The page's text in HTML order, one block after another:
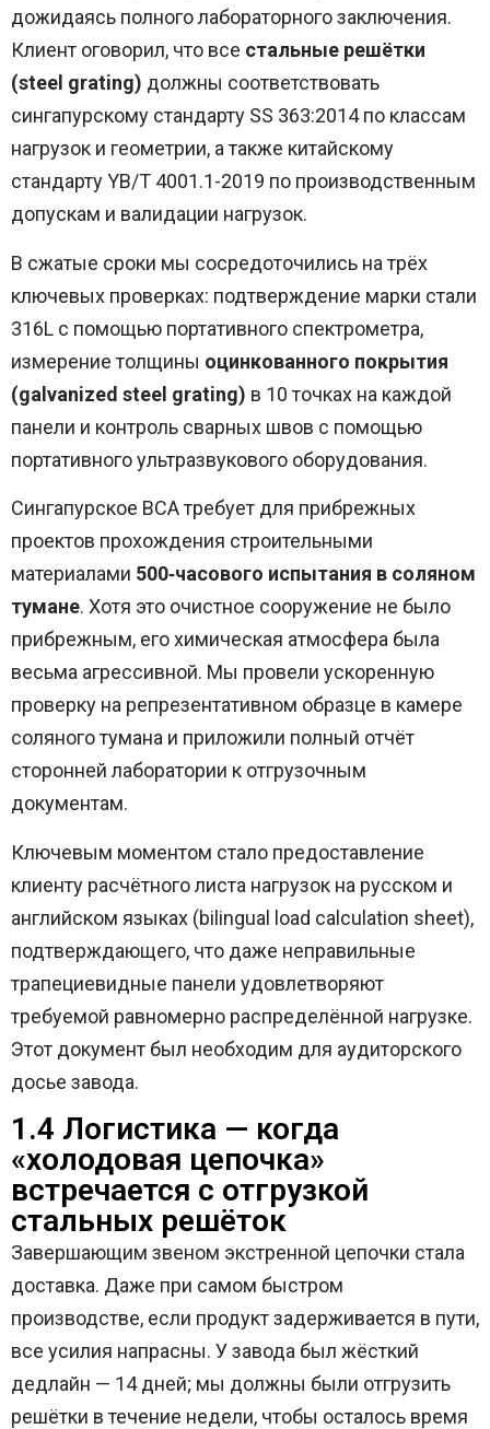
дожидаясь полного лабораторного заключения.
Клиент оговорил, что все стальные решётки
(steel grating) должны соответствовать
сингапурскому стандарту SS 363:2014 по классам
нагрузок и геометрии, а также китайскому
стандарту YB/T 4001.1-2019 по производственным
допускам и валидации нагрузок.
В сжатые сроки мы сосредоточились на трёх
ключевых проверках: подтверждение марки стали
316L с помощью портативного спектрометра,
измерение толщины оцинкованного покрытия
(galvanized steel grating) в 10 точках на каждой
панели и контроль сварных швов с помощью
портативного ультразвукового оборудования.
Сингапурское BCA требует для прибрежных
проектов прохождения строительными
материалами 500‑часового испытания в соляном
тумане. Хотя это очистное сооружение не было
прибрежным, его химическая атмосфера была
весьма агрессивной. Мы провели ускоренную
проверку на репрезентативном образце в камере
соляного тумана и приложили полный отчёт
сторонней лаборатории к отгрузочным
документам.
Ключевым моментом стало предоставление
клиенту расчётного листа нагрузок на русском и
английском языках (bilingual load calculation sheet),
подтверждающего, что даже неправильные
трапециевидные панели удовлетворяют
требуемой равномерно распределённой нагрузке.
Этот документ был необходим для аудиторского
досье завода.
1.4 Логистика — когда
«холодовая цепочка»
встречается с отгрузкой
стальных решёток
Завершающим звеном экстренной цепочки стала
доставка. Даже при самом быстром
производстве, если продукт задерживается в пути,
все усилия напрасны. У завода был жёсткий
дедлайн — 14 дней; мы должны были отгрузить
решётки в течение недели, чтобы осталось время